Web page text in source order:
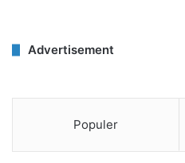
Advertisement
Populer